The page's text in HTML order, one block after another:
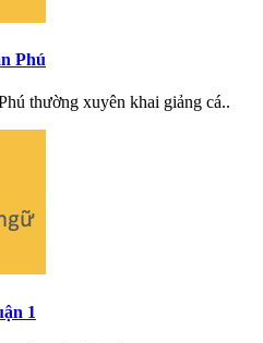
Phú
thường xuyên khai giảng cá..
1